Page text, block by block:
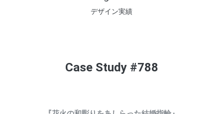
デザイン実績
Case Study #788